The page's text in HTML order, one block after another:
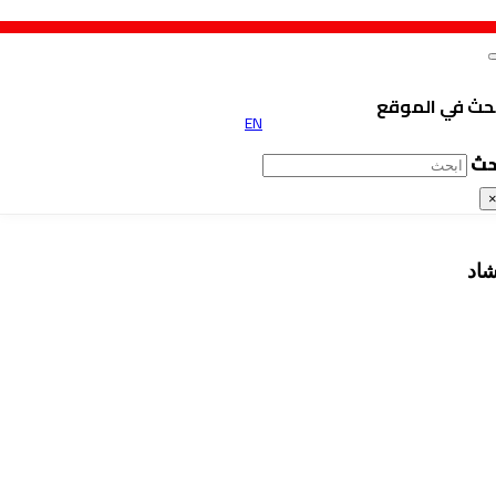
في الموقع
×
EN